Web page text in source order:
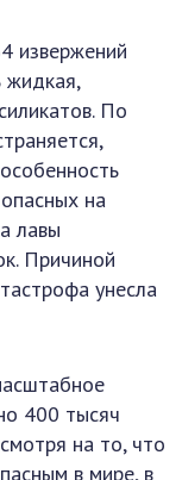
извержений
жидкая,
По
на
лавы
Причиной
унесла
400 тысяч
на то, что
в мире, в